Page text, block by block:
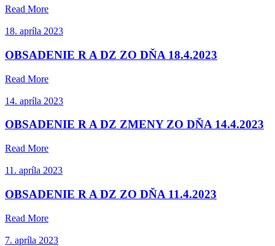
Read More
18. apríla 2023
OBSADENIE R A DZ ZO DŇA 18.4.2023
Read More
14. apríla 2023
OBSADENIE R A DZ ZMENY ZO DŇA 14.4.2023
Read More
11. apríla 2023
OBSADENIE R A DZ ZO DŇA 11.4.2023
Read More
7. apríla 2023